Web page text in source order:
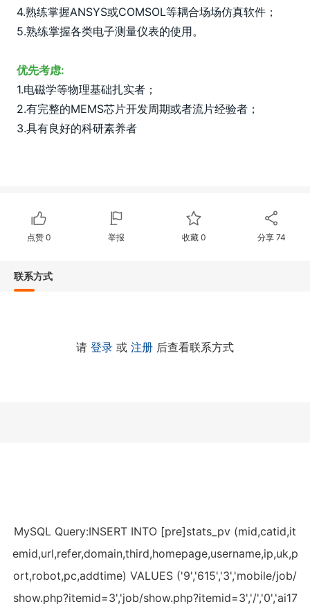
4.熟练掌握ANSYS或COMSOL等耦合场场仿真软件；
5.熟练掌握各类电子测量仪表的使用。
优先考虑:
1.电磁学等物理基础扎实者；
2.有完整的MEMS芯片开发周期或者流片经验者；
3.具有良好的科研素养者
点赞 0 举报 收藏 0 分享 74
联系方式
请 登录 或 注册 后查看联系方式
MySQL Query:INSERT INTO [pre]stats_pv (mid,catid,it
emid,url,refer,domain,third,homepage,username,ip,uk,p
ort,robot,pc,addtime) VALUES ('9','615','3','mobile/job/
show.php?itemid=3','job/show.php?itemid=3','/','0','ai17